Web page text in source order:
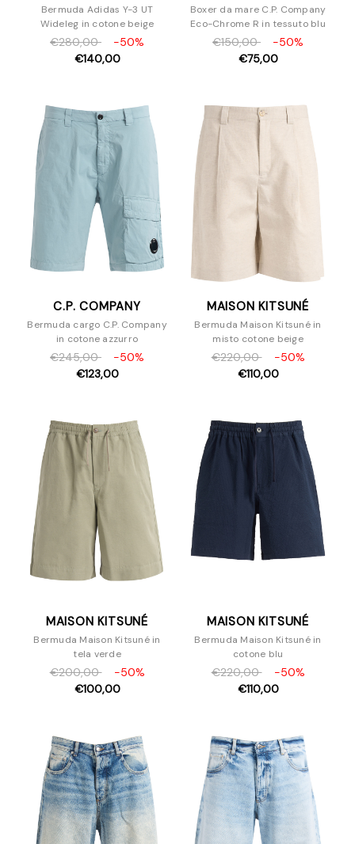
Bermuda Adidas Y-3 UT
Wideleg in cotone beige
€280,00
-50%
€140,00
Boxer da mare C.P. Company
Eco-Chrome R in tessuto blu
€150,00
-50%
€75,00
C.P. COMPANY
Bermuda cargo C.P. Company
in cotone azzurro
€245,00
-50%
€123,00
MAISON KITSUNÉ
Bermuda Maison Kitsuné in
misto cotone beige
€220,00
-50%
€110,00
MAISON KITSUNÉ
Bermuda Maison Kitsuné in
tela verde
€200,00
-50%
€100,00
MAISON KITSUNÉ
Bermuda Maison Kitsuné in
cotone blu
€220,00
-50%
€110,00